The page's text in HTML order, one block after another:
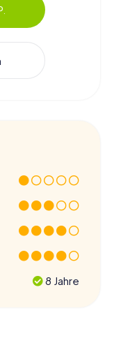
8 Jahre